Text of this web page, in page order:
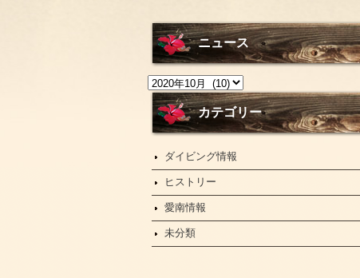
ニュース
ニ
ュ
ー
カテゴリー
ダイビング情報
ヒストリー
愛南情報
未分類